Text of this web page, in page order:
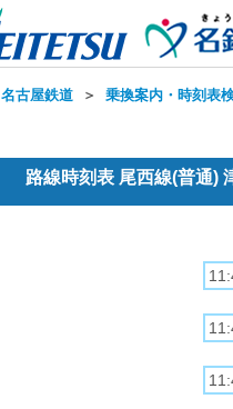
名古屋鉄道 ＞ 乗換案内・時刻表
路線時刻表 尾西線(普通)